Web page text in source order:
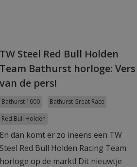
TW Steel Red Bull Holden
Team Bathurst horloge: Vers
van de pers!
Bathurst 1000 Bathurst Great Race
Red Bull Holden
En dan komt er zo ineens een TW
Steel Red Bull Holden Racing Team
horloge op de markt! Dit nieuwtje